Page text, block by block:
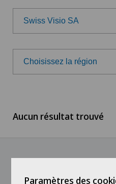
Groupe professionnel
Administration
Direction
Médecin
Swiss Visio SA
Choisissez un hôpital/
Swiss Medical Network
Ärztezentrum Siloah
Choisissez la région
Suisse romande
Aucun résultat trouvé
Paramètres des